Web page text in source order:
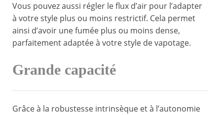
Vous pouvez aussi régler le flux d’air pour l’adapter
à votre style plus ou moins restrictif. Cela permet
ainsi d’avoir une fumée plus ou moins dense,
parfaitement adaptée à votre style de vapotage.
Grande capacité
Grâce à la robustesse intrinsèque et à l’autonomie